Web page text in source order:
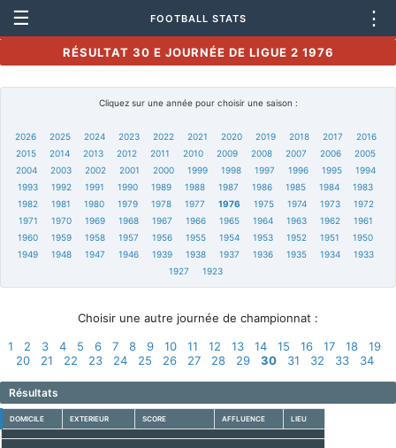
☰ FOOTBALL STATS ⋮
RÉSULTAT 30 E JOURNÉE DE LIGUE 2 1976
Cliquez sur une année pour choisir une saison :
2026 2025 2024 2023 2022 2021 2020 2019 2018 2017
2016
2015
2014 2013 2012 2011 2010 2009 2008 2007 2006
2005
2004
2003 2002 2001 2000 1999 1998 1997 1996 1995
1994
1993
1992 1991 1990 1989 1988 1987 1986 1985 1984
1983
1982
1981 1980 1979 1978 1977 1976 1975 1974 1973
1972
1971
1970 1969 1968 1967 1966 1965 1964 1963 1962
1961
1960
1959 1958 1957 1956 1955 1954 1953 1952 1951
1950
1949
1948 1947 1946 1939 1938 1937 1936 1935 1934
1933
1927
1923
Choisir une autre journée de championnat :
1
2 3 4 5 6 7 8 9 10 11 12 13 14 15 16 17 18
19
20
21 22 23 24 25 26 27 28 29 30 31 32 33 34
Résultats
DOMICILE EXTERIEUR SCORE AFFLUENCE LIEU